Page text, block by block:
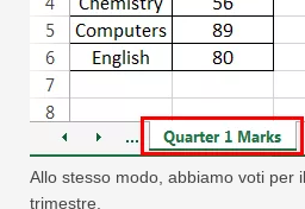
Allo stesso modo, abbiamo voti per
trimestre.